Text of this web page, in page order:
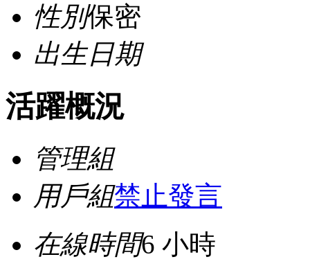
性別保密
出生日期
活躍概況
管理組
用戶組禁止發言
在線時間6 小時